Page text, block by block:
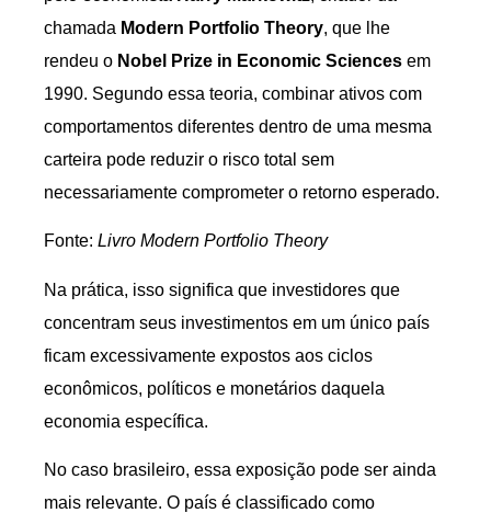
chamada Modern Portfolio Theory, que lhe
rendeu o Nobel Prize in Economic Sciences em
1990. Segundo essa teoria, combinar ativos com
comportamentos diferentes dentro de uma mesma
carteira pode reduzir o risco total sem
necessariamente comprometer o retorno esperado.
Fonte: Livro Modern Portfolio Theory
Na prática, isso significa que investidores que
concentram seus investimentos em um único país
ficam excessivamente expostos aos ciclos
econômicos, políticos e monetários daquela
economia específica.
No caso brasileiro, essa exposição pode ser ainda
mais relevante. O país é classificado como